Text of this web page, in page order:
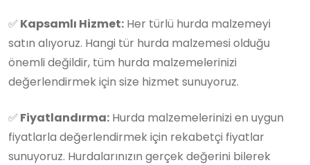
✅ Kapsamlı Hizmet: Her türlü hurda malzemeyi
satın alıyoruz. Hangi tür hurda malzemesi olduğu
önemli değildir, tüm hurda malzemelerinizi
değerlendirmek için size hizmet sunuyoruz.
✅ Fiyatlandırma: Hurda malzemelerinizi en uygun
fiyatlarla değerlendirmek için rekabetçi fiyatlar
sunuyoruz. Hurdalarınızın gerçek değerini bilerek